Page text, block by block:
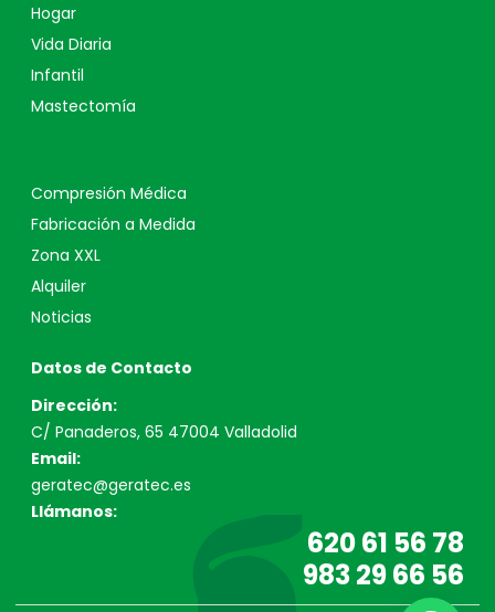
Hogar
Vida Diaria
Infantil
Mastectomía
Compresión Médica
Fabricación a Medida
Zona XXL
Alquiler
Noticias
Datos de Contacto
Dirección:
C/ Panaderos, 65 47004 Valladolid
Email:
geratec@geratec.es
Llámanos:
620 61 56 78
983 29 66 56